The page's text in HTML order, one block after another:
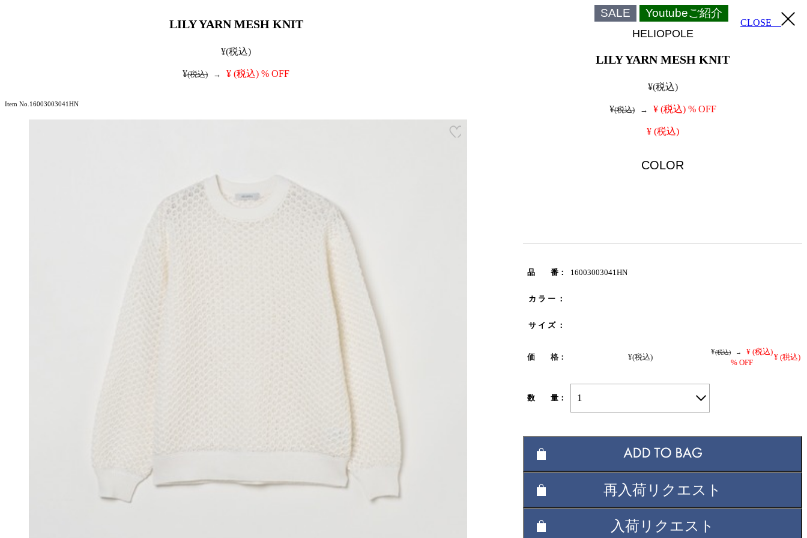
LILY YARN MESH KNIT
¥(税込)
¥(税込) → ¥ (税込) % OFF
Item No.16003003041HN
SALE Youtubeご紹介
HELIOPOLE
LILY YARN MESH KNIT
¥(税込)
¥(税込) → ¥ (税込) % OFF
¥ (税込)
COLOR
品 番： 16003003041HN
カ ラ ー ：
サ イ ズ ：
価 格： ¥(税込)
¥(税込) → ¥ (税込)
% OFF
¥ (税込)
数 量： 1
再入荷リクエスト
入荷リクエスト
CLOSE